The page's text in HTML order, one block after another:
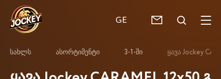
GE
სახლს ასორტიმენტი 3-1-ში ყავა Jockey